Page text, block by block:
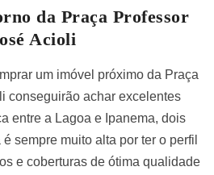
da Praça Professor
Acioli
um imóvel próximo da Praça
conseguirão achar excelentes
entre a Lagoa e Ipanema, dois
sempre muito alta por ter o perfil
e coberturas de ótima qualidade